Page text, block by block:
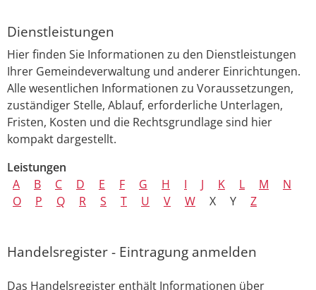
Dienstleistungen
Hier finden Sie Informationen zu den Dienstleistungen
Ihrer Gemeindeverwaltung und anderer Einrichtungen.
Alle wesentlichen Informationen zu Voraussetzungen,
zuständiger Stelle, Ablauf, erforderliche Unterlagen,
Fristen, Kosten und die Rechtsgrundlage sind hier
kompakt dargestellt.
Leistungen
A
B C D E F G H I J K L M
N
O
P Q R S T U V W X Y Z
Handelsregister - Eintragung anmelden
Das Handelsregister enthält Informationen über